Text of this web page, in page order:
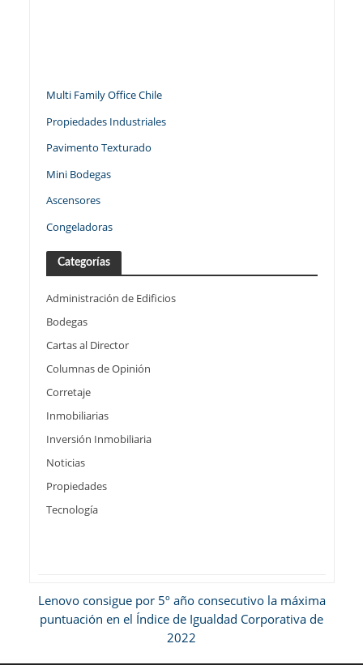
Multi Family Office Chile
Propiedades Industriales
Pavimento Texturado
Mini Bodegas
Ascensores
Congeladoras
Categorías
Administración de Edificios
Bodegas
Cartas al Director
Columnas de Opinión
Corretaje
Inmobiliarias
Inversión Inmobiliaria
Noticias
Propiedades
Tecnología
Lenovo consigue por 5º año consecutivo la máxima
puntuación en el Índice de Igualdad Corporativa de
2022